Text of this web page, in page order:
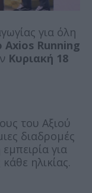
για όλη
Axios Running
Κυριακή 18
του Αξιού
διαδρομές
για
ηλικίας.